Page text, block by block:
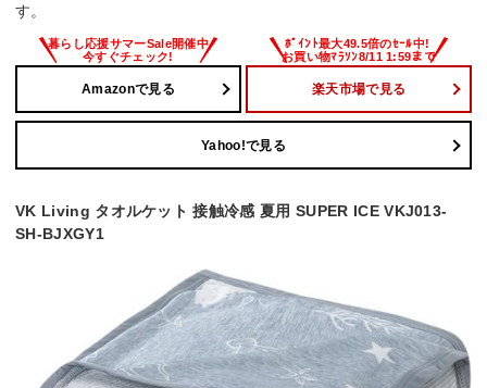
す。
Amazonで見る 楽天市場で見る
Yahoo!で見る
VK Living タオルケット 接触冷感 夏用 SUPER ICE VKJ013-
SH-BJXGY1